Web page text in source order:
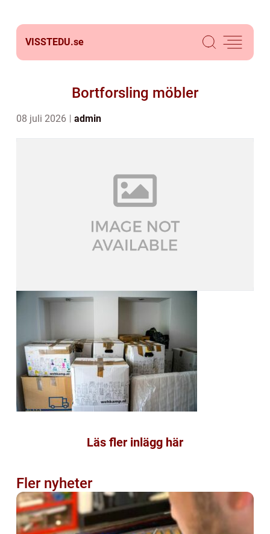
VISSTEDU.se
Bortforsling möbler
08 juli 2026 admin
Läs fler inlägg här
Fler nyheter